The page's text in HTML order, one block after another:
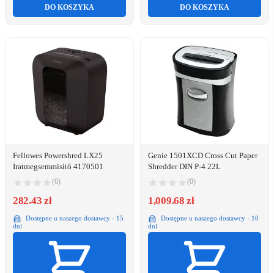
DO KOSZYKA DO KOSZYKA
Fellowes Powershred LX25
Iratmegsemmisítő 4170501
(0)
282.43 zł
Dostępne u naszego dostawcy · 15
dni
Genie 1501XCD Cross Cut Paper
Shredder DIN P-4 22L
(0)
1,009.68 zł
Dostępne u naszego dostawcy · 10
dni